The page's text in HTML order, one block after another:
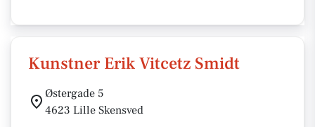
Kunstner Erik Vitcetz Smidt
Østergade 5
4623 Lille Skensved